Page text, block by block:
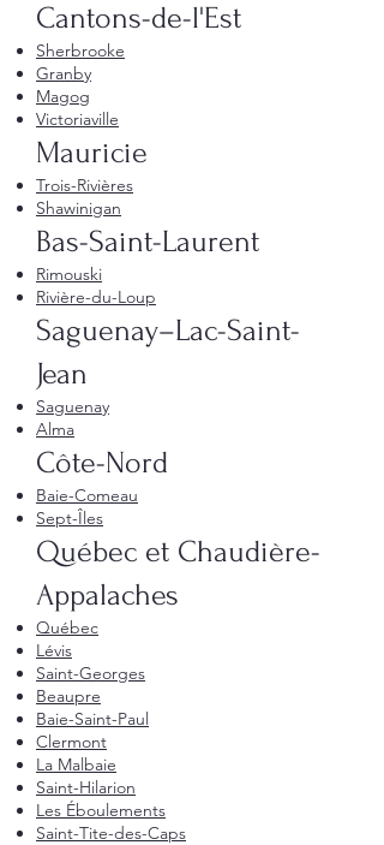
Cantons-de-l'Est
Sherbrooke
Granby
Magog
Victoriaville
Mauricie
Trois-Rivières
Shawinigan
Bas-Saint-Laurent
Rimouski
Rivière-du-Loup
Saguenay–Lac-Saint-
Jean
Saguenay
Alma
Côte-Nord
Baie-Comeau
Sept-Îles
Québec et Chaudière-
Appalaches
Québec
Lévis
Saint-Georges
Beaupre
Baie-Saint-Paul
Clermont
La Malbaie
Saint-Hilarion
Les Éboulements
Saint-Tite-des-Caps